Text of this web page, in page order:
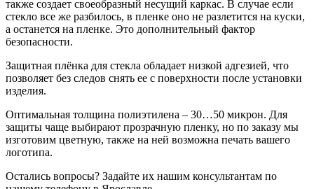
также создает своеобразный несущий каркас. В случае если
стекло все же разбилось, в пленке оно не разлетится на куски,
а останется на пленке. Это дополнительный фактор
безопасности.
Защитная плёнка для стекла обладает низкой адгезией, что
позволяет без следов снять ее с поверхности после установки
изделия.
Оптимальная толщина полиэтилена – 30…50 микрон. Для
защиты чаще выбирают прозрачную пленку, но по заказу мы
изготовим цветную, также на ней возможна печать вашего
логотипа.
Остались вопросы? Задайте их нашим консультантам по